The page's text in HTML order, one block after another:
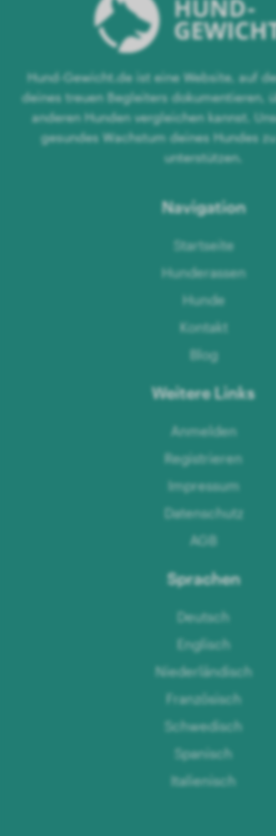
Hund-Gewicht.de ist eine Website, auf
deines treuen Begleiters dokumentieren,
anderen Hunden vergleichen kannst.
gesundes Wachstum deines Hundes
unterstützen.
Navigation
Startseite
Hunderassen
Hunde
Kontakt
Blog
Weitere Links
Anmelden
Registrieren
Impressum
Datenschutz
AGB
Sprachen
Deutsch
Englisch
Niederländisch
Französisch
Schwedisch
Spanisch
Italienisch